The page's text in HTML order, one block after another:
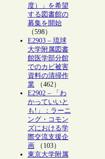
度）」を希望
する図書館の
募集を開始
（598）
E2903 – 琉球
大学附属図書
館医学部分館
でのカビ被害
資料の清掃作
業（462）
E2902 – 「わ
かっていいと
も!」：ラーニ
ング・コモン
ズにおける学
際交流支援企
画 （103）
東京大学附属